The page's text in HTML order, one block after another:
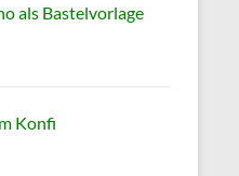
als Bastelvorlage
Konfi